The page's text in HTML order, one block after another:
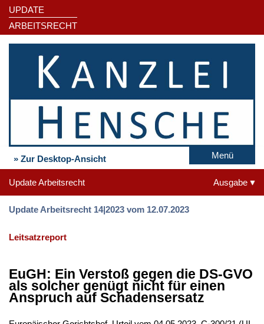
UPDATE
ARBEITSRECHT
» Zur Desktop-Ansicht Menü
Update Arbeitsrecht Ausgabe
Update Arbeitsrecht 14|2023 vom 12.07.2023
Leitsatzreport
EuGH: Ein Verstoß gegen die DS-GVO
als solcher genügt nicht für einen
Anspruch auf Schadensersatz